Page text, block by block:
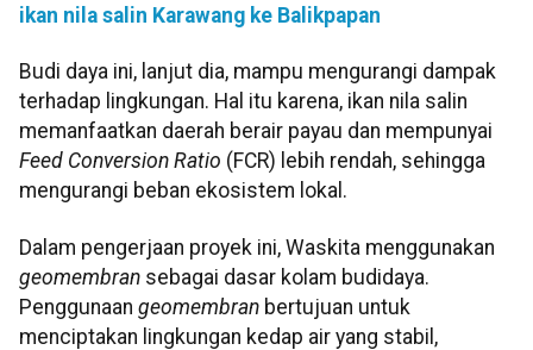
ikan nila salin Karawang ke Balikpapan
Budi daya ini, lanjut dia, mampu mengurangi dampak
terhadap lingkungan. Hal itu karena, ikan nila salin
memanfaatkan daerah berair payau dan mempunyai
Feed Conversion Ratio (FCR) lebih rendah, sehingga
mengurangi beban ekosistem lokal.
Dalam pengerjaan proyek ini, Waskita menggunakan
geomembran sebagai dasar kolam budidaya.
Penggunaan geomembran bertujuan untuk
menciptakan lingkungan kedap air yang stabil,